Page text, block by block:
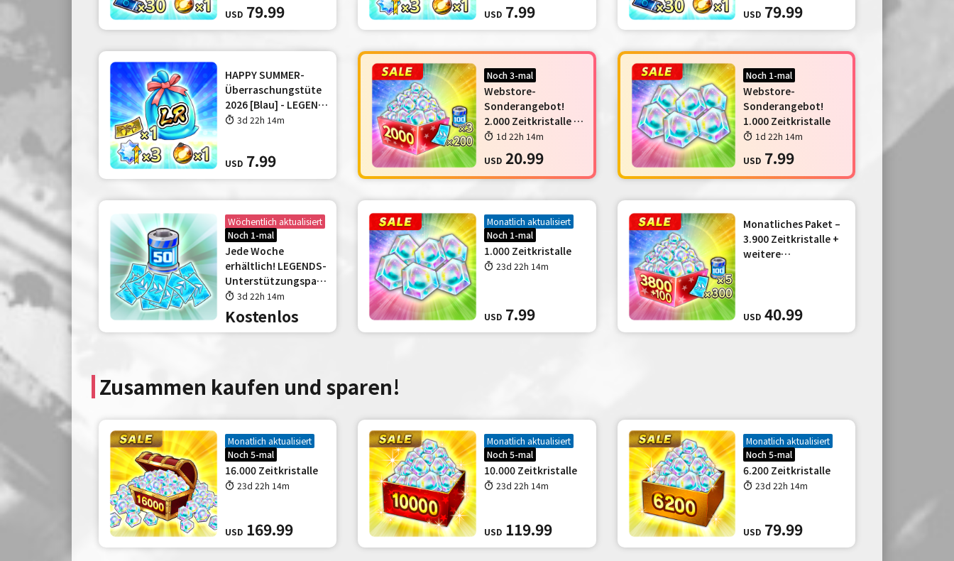
USD 79.99 USD 7.99 USD 79.99
HAPPY SUMMER-
Überraschungstüte
2026 [Blau] - LEGEND
-
3d 22h 14m
USD 7.99
Noch 3-mal
Webstore-
Sonderangebot!
2.000 Zeitkristalle +
weitere
Gegenstände
1d 22h 14m
USD 20.99
Noch 1-mal
Webstore-
Sonderangebot!
1.000 Zeitkristalle
1d 22h 14m
USD 7.99
Wöchentlich aktualisiert
Noch 1-mal
Jede Woche
erhältlich! LEGENDS-
Unterstützungspake
t! 3d 22h 14m
Kostenlos
Monatlich aktualisiert
Noch 1-mal
1.000 Zeitkristalle
23d 22h 14m
USD 7.99
Monatliches Paket –
3.900 Zeitkristalle +
weitere
USD 40.99
Zusammen kaufen und sparen!
Monatlich aktualisiert
Noch 5-mal
16.000 Zeitkristalle
23d 22h 14m
USD 169.99
Monatlich aktualisiert
Noch 5-mal
10.000 Zeitkristalle
23d 22h 14m
USD 119.99
Monatlich aktualisiert
Noch 5-mal
6.200 Zeitkristalle
23d 22h 14m
USD 79.99